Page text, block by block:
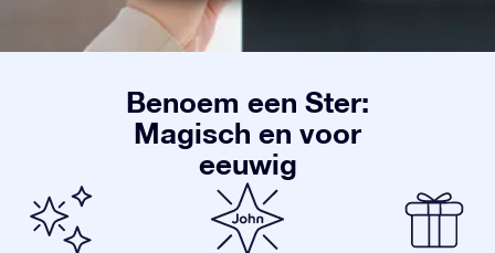
Benoem een Ster:
Magisch en voor
eeuwig